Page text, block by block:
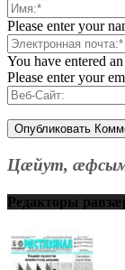
Please enter your
You have entered
Please enter your
Цæйут,
Редакторы